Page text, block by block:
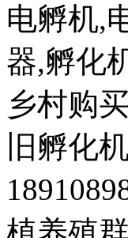
电孵机,
器,孵化
乡村购
旧孵化